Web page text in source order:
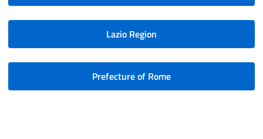
Lazio Region
Prefecture of Rome